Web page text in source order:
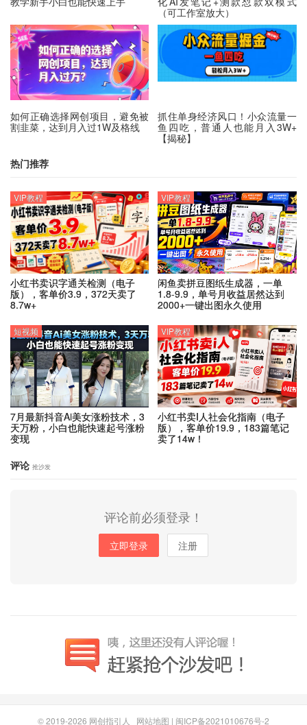
（可工作室放大）
如何正确选择网创项目，避免被
割韭菜，达到月入过1W及格线
抓住单身经济风口！小众流量一
鱼四吃，普通人也能月入3W+
【揭秘】
热门推荐
小红书卖识字通关检测（电子
版），客单价3.9，372天卖了
8.7w+
VIP教程
闲鱼卖拼豆图纸生成器，一单
1.8-9.9，单号月收益居然达到
2000+一键出图永久使用
VIP教程
7月最新抖音Ai美女涨粉技术，3
天万粉，小白也能快速起号涨粉
变现
短视频
小红书卖I人社会化指南（电子
版），客单价19.9，183篇笔记
卖了14w！
VIP教程
评论 抢沙发
评论前必须登录！
立即登录 注册
© 2019-2026 网创指引人 网站地图 | 闽ICP备2021010676号-2